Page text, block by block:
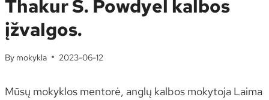
Thakur S. Powdyel kalbos
įžvalgos.
By mokykla 2023-06-12
Mūsų mokyklos mentorė, anglų kalbos mokytoja Laima